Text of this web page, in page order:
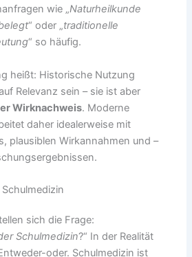
wie „Naturheilkunde
“ oder „traditionelle
“ so häufig.
heißt: Historische Nutzung
Relevanz sein – sie ist aber
Wirknachweis. Moderne
daher idealerweise mit
plausiblen Wirkannahmen und –
sich die Frage:
Schulmedizin?“ In der Realität
oder. Schulmedizin ist